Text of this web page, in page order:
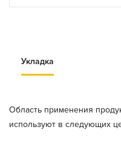
Укладка
Область применения
используют в следующих